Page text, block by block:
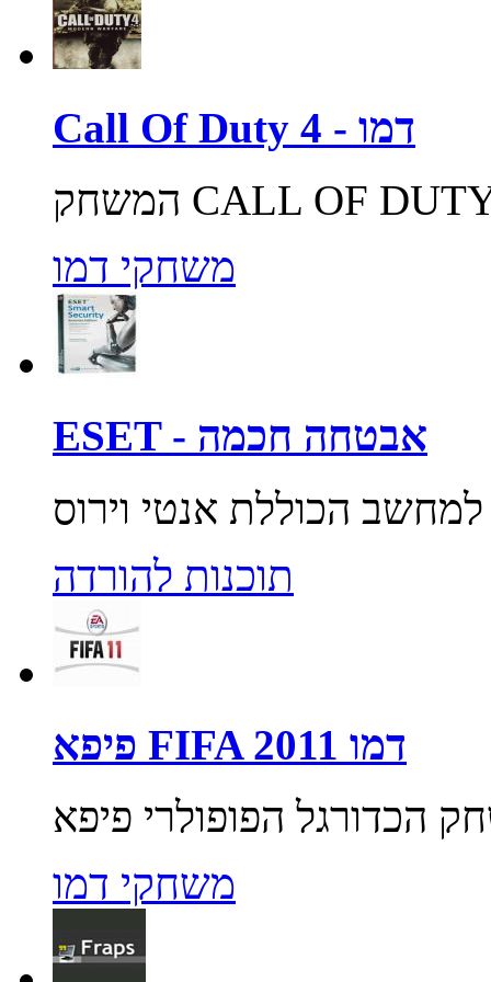
Call Of Duty 4 - דמו
משחקי דמו
ESET - אבטחה חכמה
תוכנות להורדה
פיפא FIFA 2011 דמו
משחקי דמו